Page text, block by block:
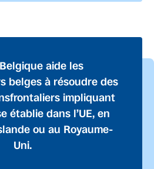
aide les
belges à résoudre des
impliquant
établie dans l’UE, en
ou au Royaume-
Uni.